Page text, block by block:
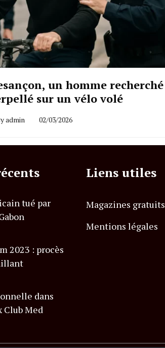
un homme recherché
sur un vélo volé
admin 02/03/2026
tué par
2023 : procès
dans
Club Med
Liens utiles
Magazines gratuits
Mentions légales